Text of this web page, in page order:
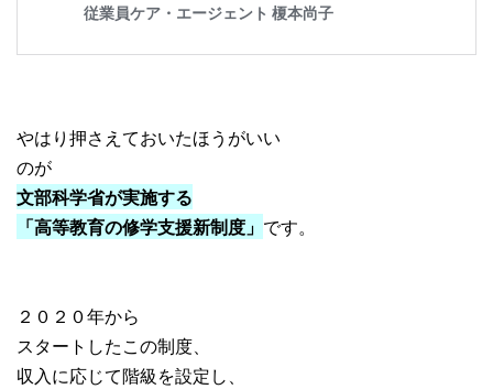
やはり押さえておいたほうがいい
のが
文部科学省が実施する
「高等教育の修学支援新制度」 です。
２０２０年から
スタートしたこの制度、
収入に応じて階級を設定し、